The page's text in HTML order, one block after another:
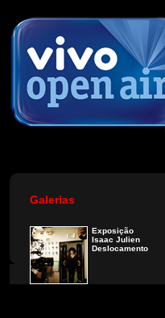
Galerias
Exposição
Isaac Julien
Deslocamento